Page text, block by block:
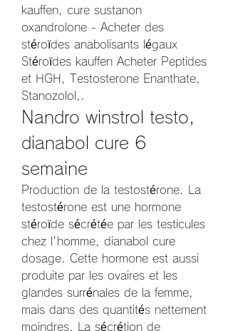
kauffen, cure sustanon
oxandrolone - Acheter des
stéroïdes anabolisants légaux
Stéroïdes kauffen Acheter Peptides
et HGH, Testosterone Enanthate,
Stanozolol,.
Nandro winstrol testo,
dianabol cure 6
semaine
Production de la testostérone. La
testostérone est une hormone
stéroïde sécrétée par les testicules
chez l'homme, dianabol cure
dosage. Cette hormone est aussi
produite par les ovaires et les
glandes surrénales de la femme,
mais dans des quantités nettement
moindres. La sécrétion de